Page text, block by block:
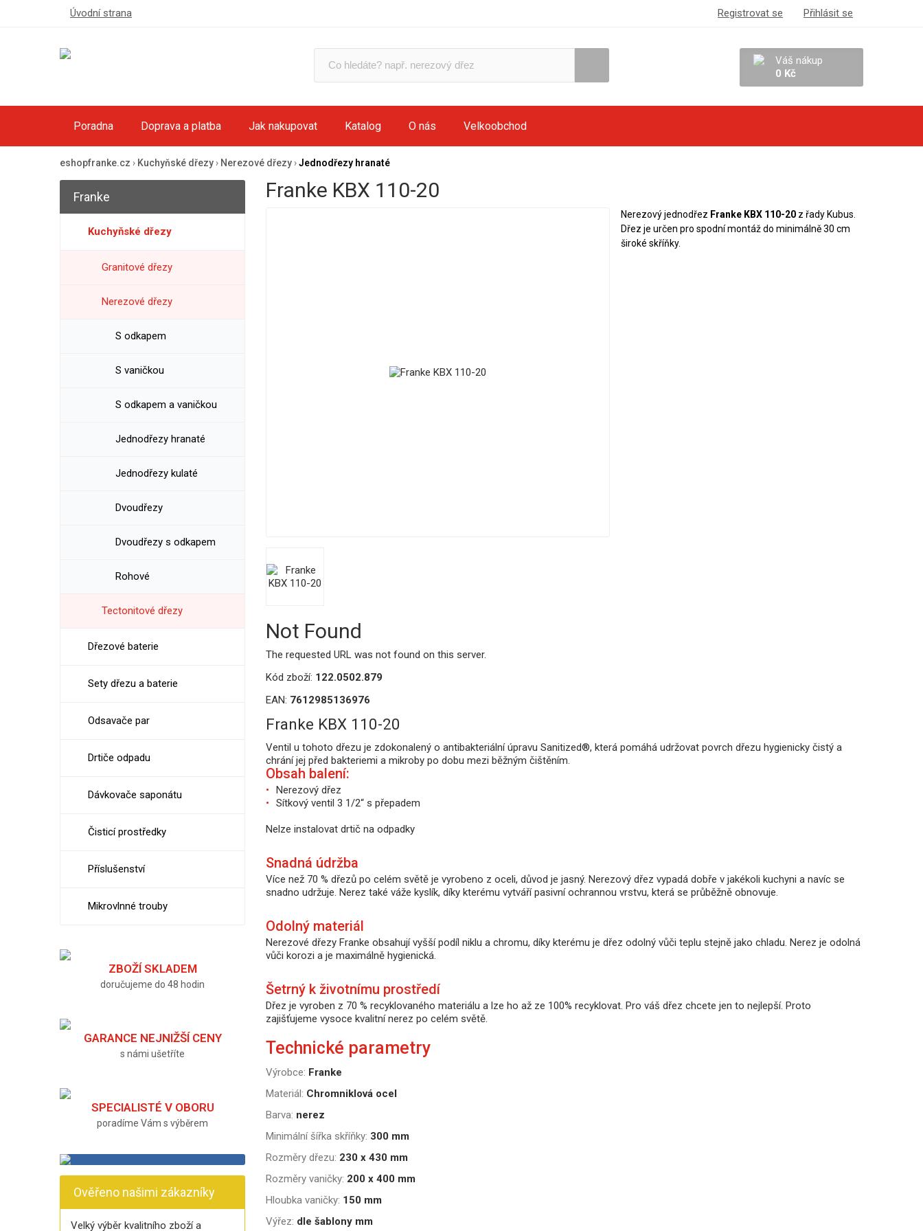
Úvodní strana Registrovat se Přihlásit se
Váš nákup
0 Kč
Poradna Doprava a platba Jak nakupovat Katalog O nás Velkoobchod
eshopfranke.cz › Kuchyňské dřezy› Nerezové dřezy›Jednodřezy hranaté
Franke KBX 110-20
Nerezový jednodřez Franke KBX 110-20z řady Kubus.
Dřez je určen pro spodní montáž do minimálně 30 cm
široké skříňky.
Not Found
The requested URL was not found on this server.
Kód zboží: 122.0502.879
EAN: 7612985136976
Franke KBX 110-20
Ventil u tohoto dřezu je zdokonalený o antibakteriální úpravu Sanitized®, která pomáhá udržovat povrch dřezu hygienicky čistý a
chrání jej před bakteriemi a mikroby po dobu mezi běžným čištěním.
Obsah balení:
Nerezový dřez
Sítkový ventil 3 1/2“ s přepadem
Nelze instalovat drtič na odpadky
Snadná údržba
Více než 70 % dřezů po celém světě je vyrobeno z oceli, důvod je jasný. Nerezový dřez vypadá dobře v jakékoli kuchyni a navíc se
snadno udržuje. Nerez také váže kyslík, díky kterému vytváří pasivní ochrannou vrstvu, která se průběžně obnovuje.
Odolný materiál
Nerezové dřezy Franke obsahují vyšší podíl niklu a chromu, díky kterému je dřez odolný vůči teplu stejně jako chladu. Nerez je odolná
vůči korozi a je maximálně hygienická.
Šetrný k životnímu prostředí
Dřez je vyroben z 70 % recyklovaného materiálu a lze ho až ze 100% recyklovat. Pro váš dřez chcete jen to nejlepší. Proto
zajišťujeme vysoce kvalitní nerez po celém světě.
Technické parametry
Výrobce: Franke
Materiál: Chromniklová ocel
Barva: nerez
Minimální šířka skříňky: 300 mm
Rozměry dřezu: 230 x 430 mm
Rozměry vaničky: 200 x 400 mm
Hloubka vaničky: 150 mm
Výřez: dle šablony mm
Franke
Kuchyňské dřezy
Granitové dřezy
Nerezové dřezy
S odkapem
S vaničkou
S odkapem a vaničkou
Jednodřezy hranaté
Jednodřezy kulaté
Dvoudřezy
Dvoudřezy s odkapem
Rohové
Tectonitové dřezy
Dřezové baterie
Sety dřezu a baterie
Odsavače par
Drtiče odpadu
Dávkovače saponátu
Čisticí prostředky
Příslušenství
Mikrovlnné trouby
ZBOŽÍ SKLADEM
doručujeme do 48 hodin
GARANCE NEJNIŽŠÍ CENY
s námi ušetříte
SPECIALISTÉ V OBORU
poradíme Vám s výběrem
Ověřeno našimi zákazníky
Velký výběr kvalitního zboží a